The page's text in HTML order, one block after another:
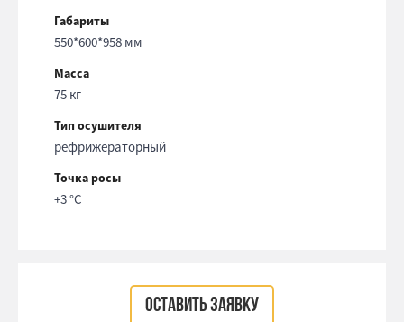
Габариты
550*600*958 мм
Масса
75 кг
Тип осушителя
рефрижераторный
Точка росы
+3 °С
ОСТАВИТЬ ЗАЯВКУ